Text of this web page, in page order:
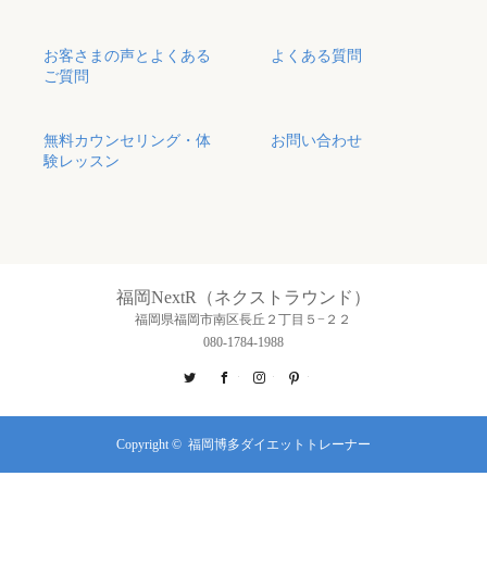
お客さまの声とよくある
ご質問
よくある質問
無料カウンセリング・体
験レッスン
お問い合わせ
福岡NextR（ネクストラウンド）
福岡県福岡市南区長丘２丁目５−２２
080-1784-1988
Twitter
FacebookInstagram
Copyright © 福岡博多ダイエットトレーナー